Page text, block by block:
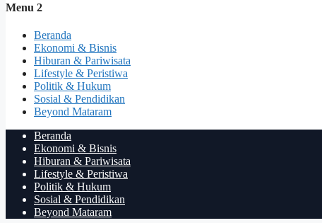
Menu 2
Beranda
Ekonomi & Bisnis
Hiburan & Pariwisata
Lifestyle & Peristiwa
Politik & Hukum
Sosial & Pendidikan
Beyond Mataram
Beranda
Ekonomi & Bisnis
Hiburan & Pariwisata
Lifestyle & Peristiwa
Politik & Hukum
Sosial & Pendidikan
Beyond Mataram